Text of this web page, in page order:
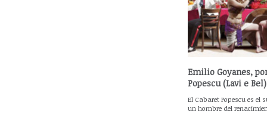
Emilio Goyanes,
Popescu (Lavi e Bel)
El Cabaret Popescu es el
un hombre del